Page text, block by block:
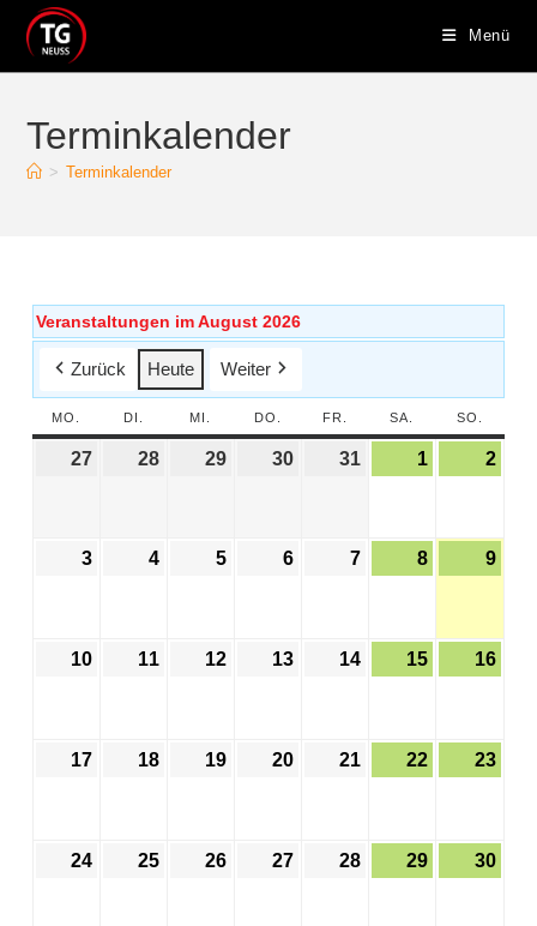
Menü
Terminkalender
> Terminkalender
Veranstaltungen im August 2026
Zurück Heute Weiter
MO. DI. MI. DO. FR. SA. SO.
27 28 29 30 31 1 2
3 4 5 6 7 8 9
10 11 12 13 14 15 16
17 18 19 20 21 22 23
24 25 26 27 28 29 30